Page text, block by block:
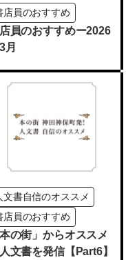
店員のおすすめ
員のおすすめー2026
月
文書自信のオススメ
店員のおすすめ
本の街」からオススメ
文書を発信【Part6】